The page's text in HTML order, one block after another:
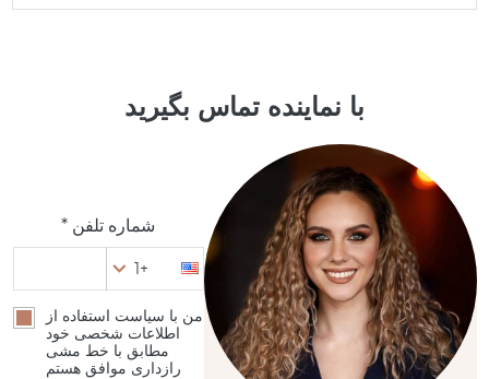
با نماینده تماس بگیرید
شماره تلفن *
+1
من با سیاست استفاده از
اطلاعات شخصی خود
مطابق با خط مشی
رازداری موافق هستم